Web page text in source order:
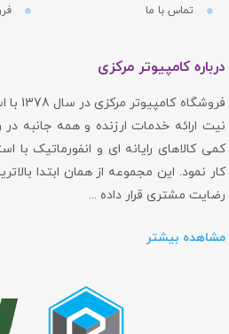
تماس با ما
درباره کامپیوتر مرکزی
نیت ارائه خدمات ارزنده و همه جانبه
کمی کالاهای رایانه ای و انفورماتیک با
کار نمود. این مجموعه از همان ابتدا
رضایت مشتری قرار داده ...
مشاهده بیشتر